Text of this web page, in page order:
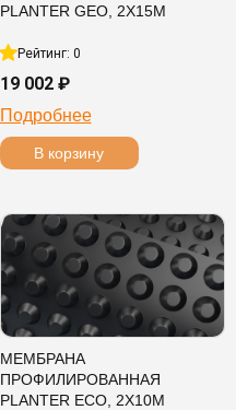
PLANTER GEO, 2Х15М
Рейтинг: 0
19 002 ₽
Подробнее
В корзину
МЕМБРАНА
ПРОФИЛИРОВАННАЯ
PLANTER ECO, 2Х10М